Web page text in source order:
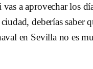
a aprovechar los
deberías saber
en Sevilla no es